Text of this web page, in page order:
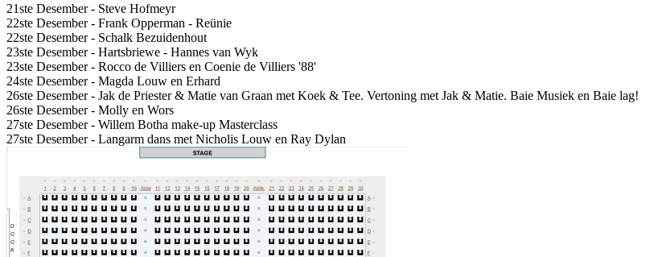
21ste Desember - Steve Hofmeyr
22ste Desember - Frank Opperman - Reünie
22ste Desember - Schalk Bezuidenhout
23ste Desember - Hartsbriewe - Hannes van Wyk
23ste Desember - Rocco de Villiers en Coenie de Villiers '88'
24ste Desember - Magda Louw en Erhard
26ste Desember - Jak de Priester & Matie van Graan met Koek & Tee. Vertoning met Jak & Matie. Baie Musiek en Baie lag!
26ste Desember - Molly en Wors
27ste Desember - Willem Botha make-up Masterclass
27ste Desember - Langarm dans met Nicholis Louw en Ray Dylan